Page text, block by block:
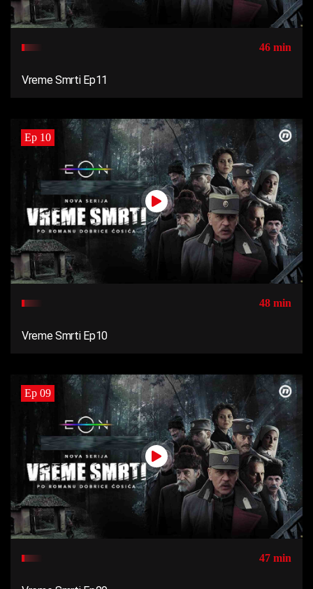
46 min
Vreme Smrti Ep11
Ep 10
48 min
Vreme Smrti Ep10
Ep 09
47 min